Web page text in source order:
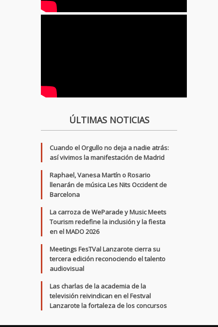
ÚLTIMAS NOTICIAS
Cuando el Orgullo no deja a nadie atrás:
así vivimos la manifestación de Madrid
Raphael, Vanesa Martín o Rosario
llenarán de música Les Nits Occident de
Barcelona
La carroza de WeParade y Music Meets
Tourism redefine la inclusión y la fiesta
en el MADO 2026
Meetings FesTVal Lanzarote cierra su
tercera edición reconociendo el talento
audiovisual
Las charlas de la academia de la
televisión reivindican en el Festval
Lanzarote la fortaleza de los concursos